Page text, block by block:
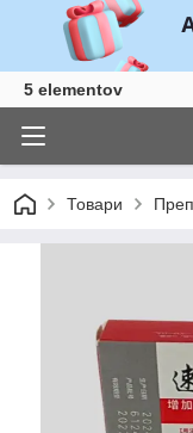
5 elementov
Товари